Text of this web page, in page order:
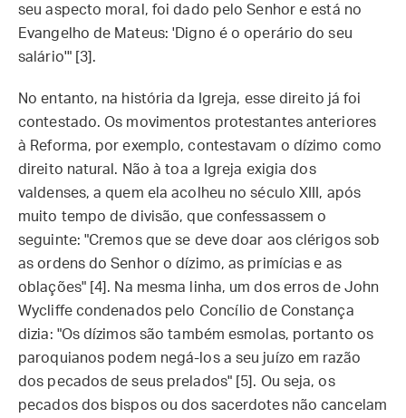
seu aspecto moral, foi dado pelo Senhor e está no
Evangelho de Mateus: 'Digno é o operário do seu
salário'" [3].
No entanto, na história da Igreja, esse direito já foi
contestado. Os movimentos protestantes anteriores
à Reforma, por exemplo, contestavam o dízimo como
direito natural. Não à toa a Igreja exigia dos
valdenses, a quem ela acolheu no século XIII, após
muito tempo de divisão, que confessassem o
seguinte: "Cremos que se deve doar aos clérigos sob
as ordens do Senhor o dízimo, as primícias e as
oblações" [4]. Na mesma linha, um dos erros de John
Wycliffe condenados pelo Concílio de Constança
dizia: "Os dízimos são também esmolas, portanto os
paroquianos podem negá-los a seu juízo em razão
dos pecados de seus prelados" [5]. Ou seja, os
pecados dos bispos ou dos sacerdotes não cancelam